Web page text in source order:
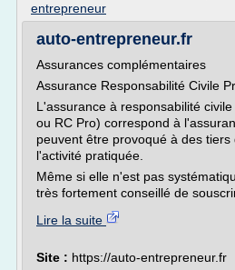
entrepreneur
auto-entrepreneur.fr
Assurances complémentaires
Assurance Responsabilité Civile
L'assurance à responsabilité
ou RC Pro) correspond à
peuvent être provoqué à des
l'activité pratiquée.
Même si elle n'est pas
très fortement conseillé de
Lire la suite
Site : https://auto-entrepreneur.fr